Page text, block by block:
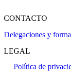
CONTACTO
Delegaciones y
LEGAL
Política de